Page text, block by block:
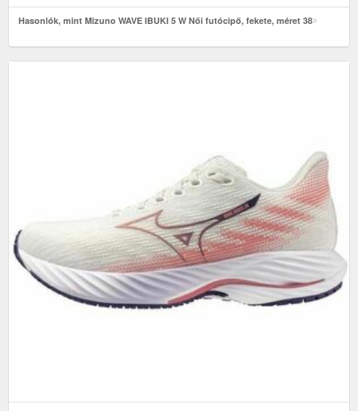
Hasonlók, mint Mizuno WAVE IBUKI 5 W Női futócipő, fekete, méret 38